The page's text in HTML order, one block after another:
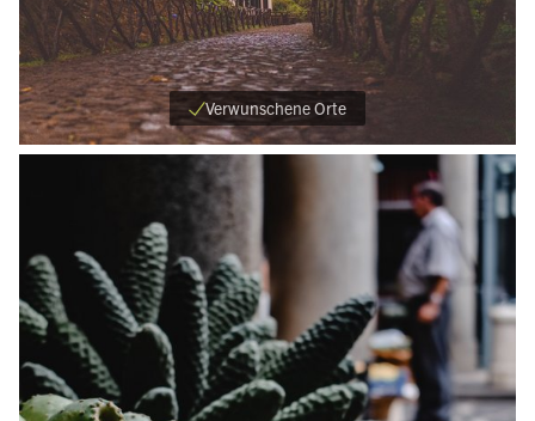
Verwunschene Orte